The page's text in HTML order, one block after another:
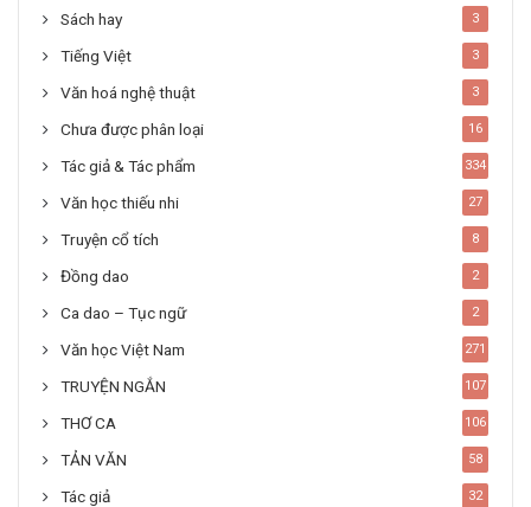
Sách hay 3
Tiếng Việt 3
Văn hoá nghệ thuật 3
Chưa được phân loại 16
Tác giả & Tác phẩm 334
Văn học thiếu nhi 27
Truyện cổ tích 8
Đồng dao 2
Ca dao – Tục ngữ 2
Văn học Việt Nam 271
TRUYỆN NGẮN 107
THƠ CA 106
TẢN VĂN 58
Tác giả 32